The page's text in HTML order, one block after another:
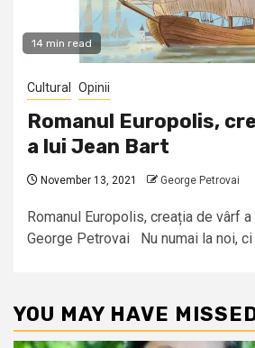
14 min read
Cultural Opinii
Romanul Europolis,
a lui Jean Bart
November 13, 2021 George Petrovai
Romanul Europolis, creația de vârf
George Petrovai Nu numai la noi, ci
YOU MAY HAVE